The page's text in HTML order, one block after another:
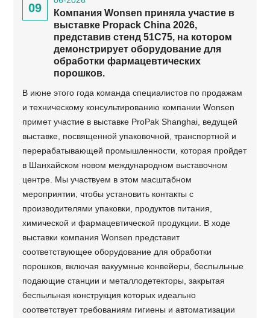
09
Компания Wonsen приняла участие в
выставке Propack China 2026,
представив стенд 51C75, на котором
демонстрирует оборудование для
обработки фармацевтических
порошков.
В июне этого года команда специалистов по продажам
и техническому консультированию компании Wonsen
примет участие в выставке ProPak Shanghai, ведущей
выставке, посвященной упаковочной, транспортной и
перерабатывающей промышленности, которая пройдет
в Шанхайском новом международном выставочном
центре. Мы участвуем в этом масштабном
мероприятии, чтобы установить контакты с
производителями упаковки, продуктов питания,
химической и фармацевтической продукции. В ходе
выставки компания Wonsen представит
соответствующее оборудование для обработки
порошков, включая вакуумные конвейеры, беспыльные
подающие станции и металлодетекторы, закрытая
беспыльная конструкция которых идеально
соответствует требованиям гигиены и автоматизации